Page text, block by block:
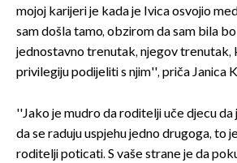
mojoj karijeri je kada je Ivica osvojio
sam došla tamo, obzirom da sam bila
jednostavno trenutak, njegov trenutak,
privilegiju podijeliti s njim'', priča Janica
''Jako je mudro da roditelji uče djecu
da se raduju uspjehu jedno drugoga, to
roditelji poticati. S vaše strane je da